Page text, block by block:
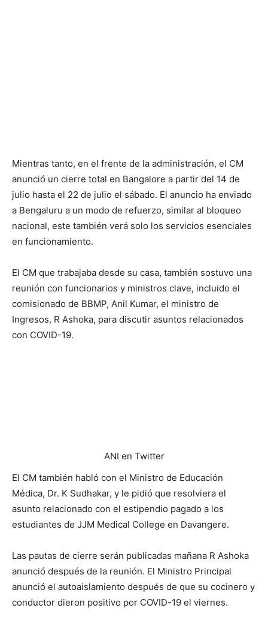
Mientras tanto, en el frente de la administración, el CM
anunció un cierre total en Bangalore a partir del 14 de
julio hasta el 22 de julio el sábado. El anuncio ha enviado
a Bengaluru a un modo de refuerzo, similar al bloqueo
nacional, este también verá solo los servicios esenciales
en funcionamiento.
El CM que trabajaba desde su casa, también sostuvo una
reunión con funcionarios y ministros clave, incluido el
comisionado de BBMP, Anil Kumar, el ministro de
Ingresos, R Ashoka, para discutir asuntos relacionados
con COVID-19.
estudiantes de JJM Medical College en Davangere.
Las pautas de cierre serán publicadas mañana R Ashoka
anunció después de la reunión. El Ministro Principal
anunció el autoaislamiento después de que su cocinero y
conductor dieron positivo por COVID-19 el viernes.